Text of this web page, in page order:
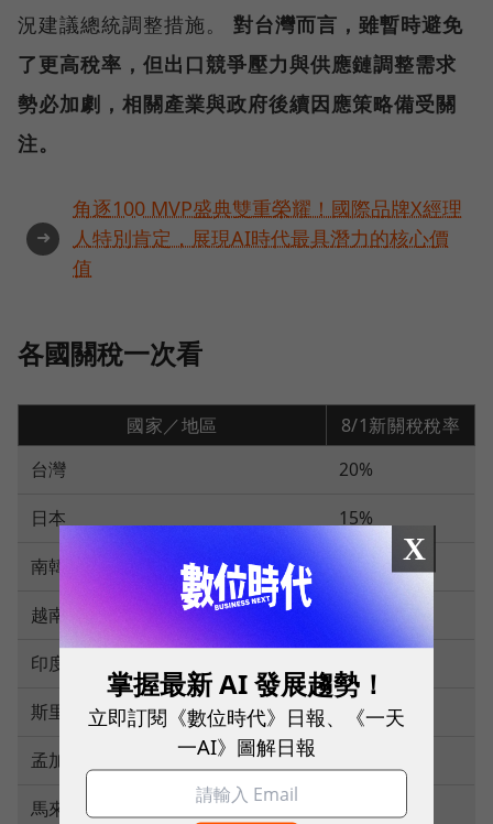
況建議總統調整措施。 對台灣而言，雖暫時避免
了更高稅率，但出口競爭壓力與供應鏈調整需求
勢必加劇，相關產業與政府後續因應策略備受關
注。
➜
角逐100 MVP盛典雙重榮耀！國際品牌X經理
人特別肯定，展現AI時代最具潛力的核心價
值
各國關稅一次看
國家／地區
8/1新關稅稅率
台灣
20%
日本
15%
南韓
15%
越南
20%
印度
斯里蘭卡
20%
孟加拉
馬來西亞
X
掌握最新 AI 發展趨勢！
立即訂閱《數位時代》日報、《一天
一AI》圖解日報